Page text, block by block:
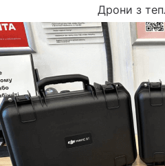
Дрони з